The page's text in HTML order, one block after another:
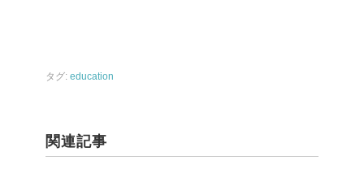
タグ: education
関連記事